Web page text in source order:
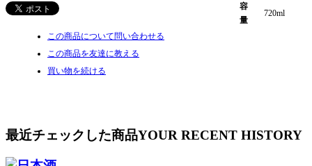
容
量
720ml
この商品について問い合わせる
この商品を友達に教える
買い物を続ける
最近チェックした商品YOUR RECENT HISTORY